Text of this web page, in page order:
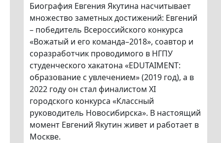
Биография Евгения Якутина насчитывает
множество заметных достижений: Евгений
– победитель Всероссийского конкурса
«Вожатый и его команда–2018», соавтор и
соразработчик проводимого в НГПУ
студенческого хакатона «EDUTAIMENT:
образование с увлечением» (2019 год), а в
2022 году он стал финалистом XI
городского конкурса «Классный
руководитель Новосибирска». В настоящий
момент Евгений Якутин живет и работает в
Москве.